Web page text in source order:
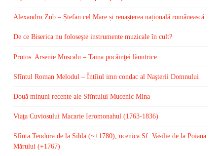
Alexandru Zub – Ștefan cel Mare și renașterea națională românească
De ce Biserica nu foloseşte instrumente muzicale în cult?
Protos. Arsenie Muscalu – Taina pocăinţei lăuntrice
Sfîntul Roman Melodul – Întîiul imn condac al Naşterii Domnului
Două minuni recente ale Sfîntului Mucenic Mina
Viaţa Cuviosului Macarie Ieromonahul (1763-1836)
Sfînta Teodora de la Sihla (~+1780), ucenica Sf. Vasilie de la Poiana
Mărului (+1767)